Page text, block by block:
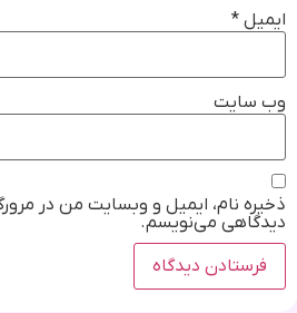
ایمیل *
وب‌ سایت
ذخیره نام، ایمیل و وبسایت من در
دیدگاهی می‌نویسم.